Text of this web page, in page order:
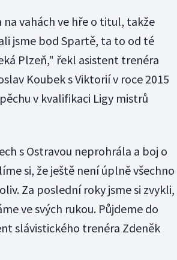
vahách ve hře o titul, takže
jsme bod Spartě, ta to od té
Plzeň," řekl asistent trenéra
Koubek s Viktorií v roce 2015
v kvalifikaci Ligy mistrů
s Ostravou neprohrála a boj o
si, že ještě není úplně všechno
Za poslední roky jsme si zvykli,
ve svých rukou. Půjdeme do
slávistického trenéra Zdeněk